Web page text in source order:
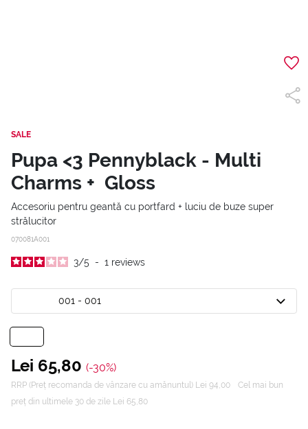
SALE
Pupa <3 Pennyblack - Multi
Charms + Gloss
Accesoriu pentru geantă cu portfard + luciu de buze super
strălucitor
070081A001
3/5 - 1 reviews
001 - 001
Lei 65,80 (-30%)
RRP (Preț recomanda de vânzare cu amănuntul) Lei 94,00
Cel mai bun
preț din ultimele 30 de zile Lei 65,80